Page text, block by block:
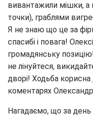
вивантажили мішки, а
точки), граблями
Я не знаю що це за
спасибі і повага!
громадянську
не лінуйтеся,
дворі! Ходьба
коментарях
Нагадаємо, що за